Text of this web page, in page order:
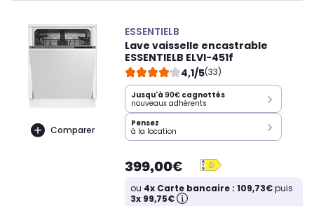
Comparer
ESSENTIELB
Lave vaisselle encastrable
ESSENTIELB ELVI-451f
4,1/5(33)
Jusqu'à 90€ cagnottés
nouveaux adhérents
Pensez
à la location
399,00€
ou 4x Carte bancaire : 109,73€puis
3x 99,75€